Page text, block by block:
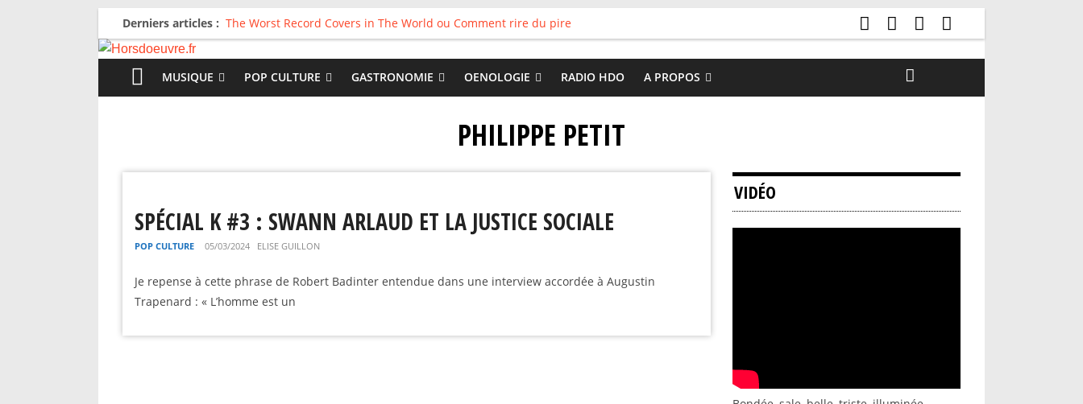
Derniers articles : The Worst Record Covers in The World ou Comment rire du pire
Avril 2026 : C’est dans les vieux pots qu’on fait les meilleurs loops !
Salvaation : Electro Ladyland
For The First Time, Again : Tyler Ballgame plie le game
Radio HDO #54 : Just be Good
MUSIQUE POP CULTURE GASTRONOMIE OENOLOGIE RADIO HDO A PROPOS
PHILIPPE PETIT
SPÉCIAL K #3 : SWANN ARLAUD ET LA JUSTICE SOCIALE
POP CULTURE 05/03/2024 ELISE GUILLON
Je repense à cette phrase de Robert Badinter entendue dans une interview accordée à Augustin
Trapenard : « L’homme est un
VIDÉO